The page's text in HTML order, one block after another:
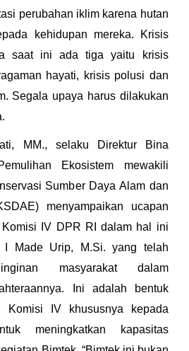
perubahan iklim karena hutan
kehidupan mereka. Krisis
saat ini ada tiga yaitu krisis
hayati, krisis polusi dan
Segala upaya harus dilakukan
MM., selaku Direktur Bina
Ekosistem mewakili
Sumber Daya Alam dan
menyampaikan ucapan
IV DPR RI dalam hal ini
Made Urip, M.Si. yang telah
masyarakat dalam
Ini adalah bentuk
Komisi IV khususnya kepada
meningkatkan kapasitas